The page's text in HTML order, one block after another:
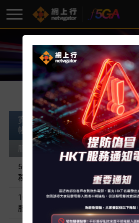
F5G-A 超級寬頻
最新優惠
寬頻服務
額外服務
服務支援
服務正價
寬頻服務
寬頻服務–包括無限寬頻使用量
帳戶
服務計劃 承諾
50,000M光纖入屋寬頻服
務
10,000M 光纖入屋寬頻
服務